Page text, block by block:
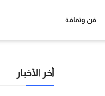
فن وثقافة
أخر الأخبار